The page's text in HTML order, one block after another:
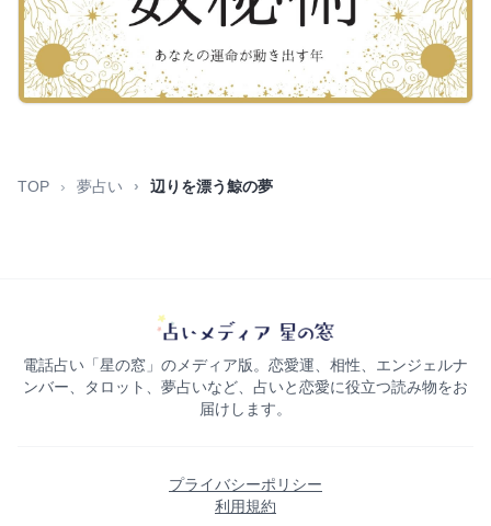
TOP 夢占い 辺りを漂う鯨の夢
電話占い「星の窓」のメディア版。恋愛運、相性、エンジェルナ
ンバー、タロット、夢占いなど、占いと恋愛に役立つ読み物をお
届けします。
プライバシーポリシー
利用規約